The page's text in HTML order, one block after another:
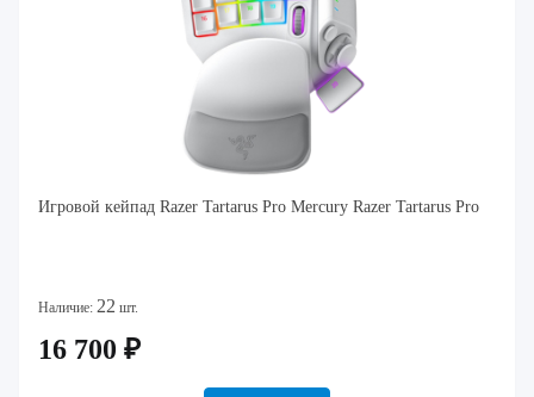
Игровой кейпад Razer Tartarus Pro Mercury Razer Tartarus Pro
Наличие: 22 шт.
16 700 ₽